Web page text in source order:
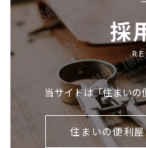
採
当サイトは「住まいの
住まいの便利